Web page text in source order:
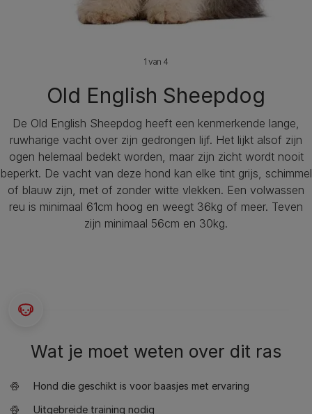
Old English Sheepdog
De Old English Sheepdog heeft een kenmerkende lange,
ruwharige vacht over zijn gedrongen lijf. Het lijkt alsof zijn
ogen helemaal bedekt worden, maar zijn zicht wordt nooit
beperkt. De vacht van deze hond kan elke tint grijs, schimmel
of blauw zijn, met of zonder witte vlekken. Een volwassen
reu is minimaal 61cm hoog en weegt 36kg of meer. Teven
zijn minimaal 56cm en 30kg.
1 van 4
Wat je moet weten over dit ras
Hond die geschikt is voor baasjes met ervaring
Uitgebreide training nodig